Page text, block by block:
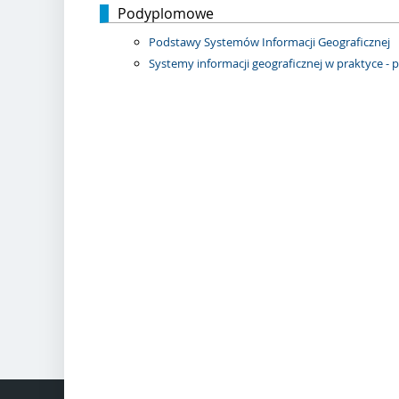
Podyplomowe
Podstawy Systemów Informacji Geograficznej
Systemy informacji geograficznej w praktyce -